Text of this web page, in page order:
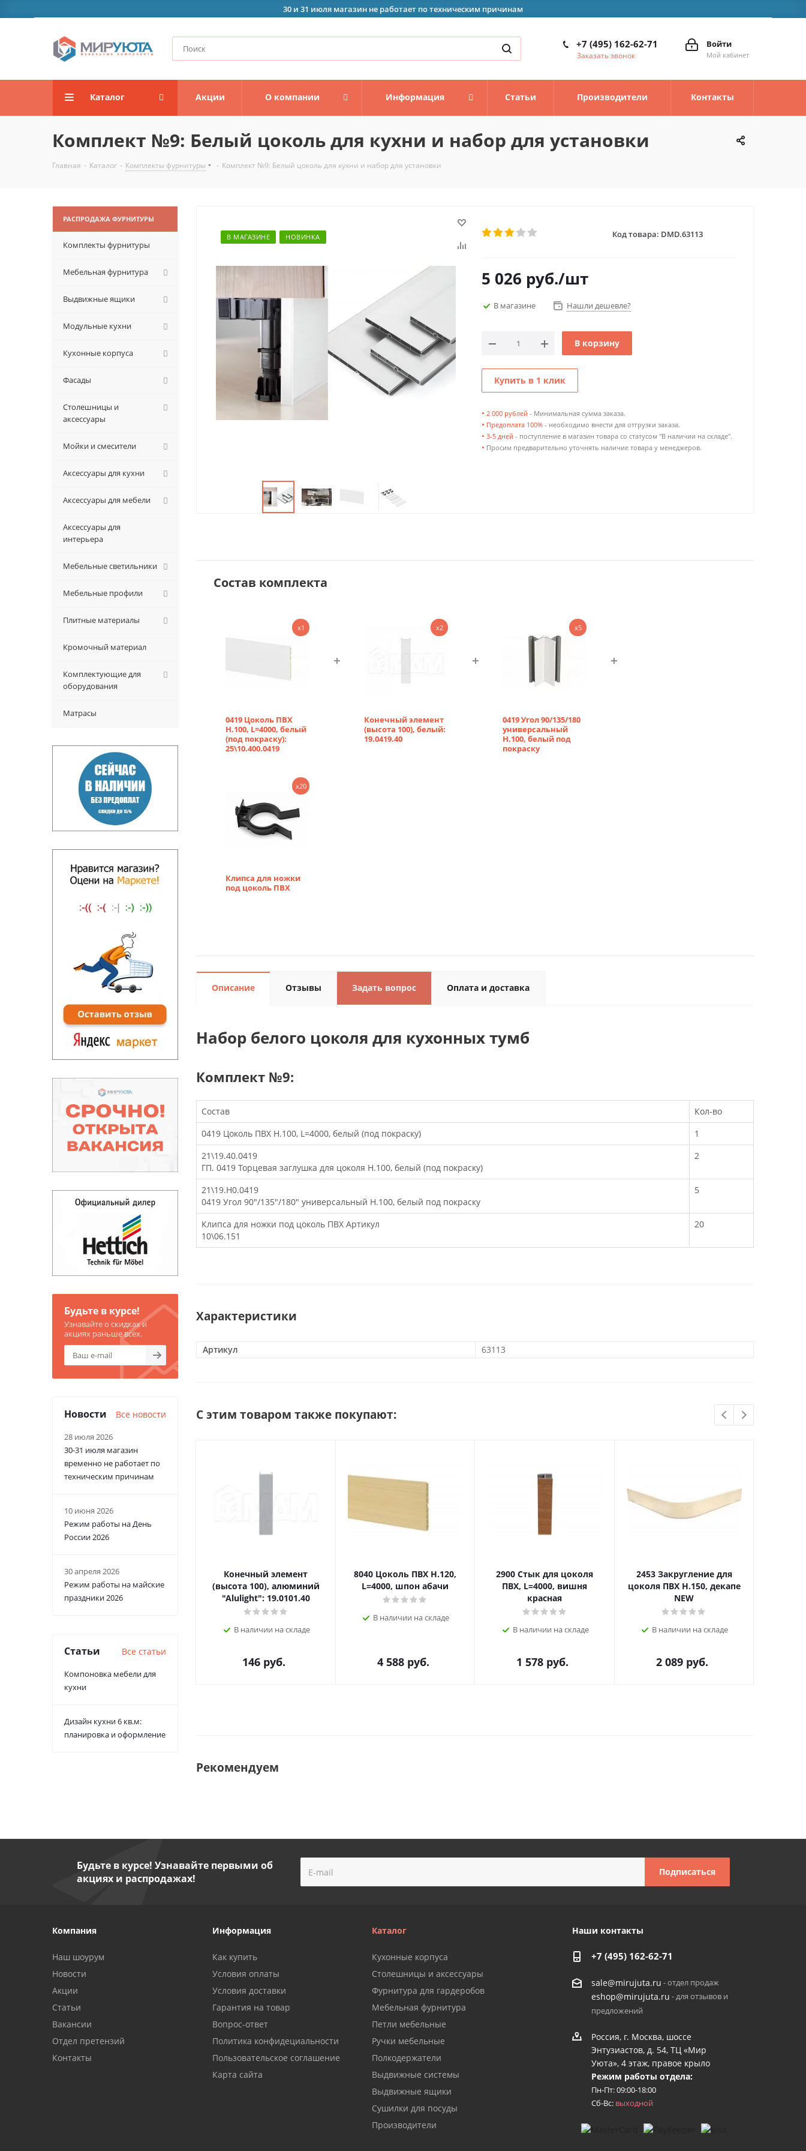
30 и 31 июля магазин не работает по техническим причинам
Войти
Мой кабинет
+7 (495) 162-62-71
Заказать звонок
Каталог Акции О компании Информация Статьи Производители Контакты
Комплект №9: Белый цоколь для кухни и набор для установки
Главная - Каталог - Комплекты фурнитуры - Комплект №9: Белый цоколь для кухни и набор для установки
В МАГАЗИНЕ НОВИНКА Код товара: DMD.63113
5 026 руб./шт
В магазине Нашли дешевле?
В корзину
Купить в 1 клик
• 2 000 рублей - Минимальная сумма заказа.
• Предоплата 100% - необходимо внести для отгрузки заказа.
• 3-5 дней - поступление в магазин товара со статусом "В наличии на складе".
• Просим предварительно уточнять наличие товара у менеджеров.
Состав комплекта
x1
0419 Цоколь ПВХ
H.100, L=4000, белый
(под покраску):
25\10.400.0419
x2
Конечный элемент
(высота 100), белый:
19.0419.40
x5
0419 Угол 90/135/180
универсальный
Н.100, белый под
покраску
x20
Клипса для ножки
под цоколь ПВХ
Описание Отзывы Задать вопрос Оплата и доставка
Набор белого цоколя для кухонных тумб
Комплект №9:
Состав
Кол-во
0419 Цоколь ПВХ H.100, L=4000, белый (под покраску)
1
21\19.40.0419
ГП. 0419 Торцевая заглушка для цоколя Н.100, белый (под покраску)
2
21\19.H0.0419
0419 Угол 90"/135"/180" универсальный Н.100, белый под покраску
5
Клипса для ножки под цоколь ПВХ Артикул
10\06.151
20
Характеристики
Артикул 63113
С этим товаром также покупают:
Конечный элемент
(высота 100), алюминий
"Alulight": 19.0101.40
В наличии на складе
146руб.
8040 Цоколь ПВХ H.120,
L=4000, шпон абачи
В наличии на складе
4 588руб.
2900 Стык для цоколя
ПВХ, L=4000, вишня
красная
В наличии на складе
1 578 руб.
2453 Закругление для
цоколя ПВХ Н.150, декапе
NEW
В наличии на складе
2 089руб.
Рекомендуем
РАСПРОДАЖА ФУРНИТУРЫ
Комплекты фурнитуры
Мебельная фурнитура
Выдвижные ящики
Модульные кухни
Кухонные корпуса
Фасады
Столешницы и
аксессуары
Мойки и смесители
Аксессуары для кухни
Аксессуары для мебели
Аксессуары для
интерьера
Мебельные светильники
Мебельные профили
Плитные материалы
Кромочный материал
Комплектующие для
оборудования
Матрасы
Будьте в курсе!
Узнавайте о скидках и
акциях раньше всех.
Новости Все новости
28 июля 2026
30-31 июля магазин
временно не работает по
техническим причинам
10 июня 2026
Режим работы на День
России 2026
30 апреля 2026
Режим работы на майские
праздники 2026
Статьи Все статьи
Компоновка мебели для
кухни
Дизайн кухни 6 кв.м:
планировка и оформление
Будьте в курсе! Узнавайте первыми об
акциях и распродажах!
Компания
Наш шоурум
Новости
Акции
Статьи
Вакансии
Отдел претензий
Контакты
Информация
Как купить
Условия оплаты
Условия доставки
Гарантия на товар
Вопрос-ответ
Политика конфидециальности
Пользовательское соглашение
Карта сайта
Каталог
Кухонные корпуса
Столешницы и аксессуары
Фурнитура для гардеробов
Мебельная фурнитура
Петли мебельные
Ручки мебельные
Полкодержатели
Выдвижные системы
Выдвижные ящики
Сушилки для посуды
Производители
Наши контакты
+7 (495) 162-62-71
sale@mirujuta.ru - отдел продаж
eshop@mirujuta.ru - для отзывов и
предложений
Россия, г. Москва, шоссе
Энтузиастов, д. 54, ТЦ «Мир
Уюта», 4 этаж, правое крыло
Режим работы отдела:
Пн-Пт: 09:00-18:00
Сб-Вс: выходной